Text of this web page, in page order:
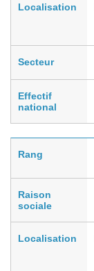
Localisation
Secteur
Effectif
national
Rang
Raison
sociale
Localisation